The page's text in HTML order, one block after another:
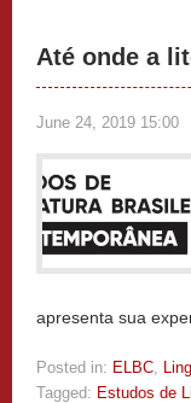
Até onde a
June 24, 2019 15:00
apresenta sua
Posted in: ELBC,
Tagged: Estudos de